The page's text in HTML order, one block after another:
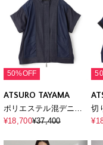
50%OFF
ATSURO TAYAMA
ポリエステル混デニム
半袖ジャケット
¥18,700¥37,400
切
プ